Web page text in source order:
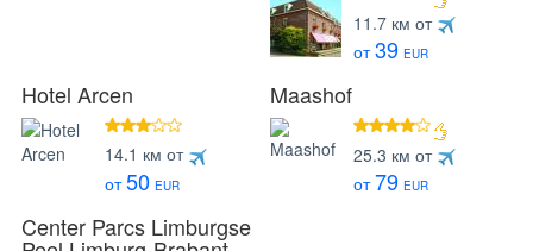
4 звезды
11.7 км от
от39 EUR
Hotel Arcen
3 звезды
14.1 км от
от50 EUR
Maashof
4 звезды
25.3 км от
от79 EUR
Center Parcs Limburgse